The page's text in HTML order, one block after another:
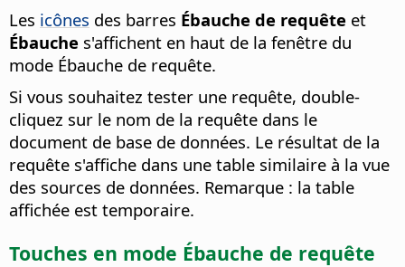
Les icônes des barres Ébauche de requête et
Ébauche s'affichent en haut de la fenêtre du
mode Ébauche de requête.
Si vous souhaitez tester une requête, double-
cliquez sur le nom de la requête dans le
document de base de données. Le résultat de la
requête s'affiche dans une table similaire à la vue
des sources de données. Remarque : la table
affichée est temporaire.
Touches en mode Ébauche de requête